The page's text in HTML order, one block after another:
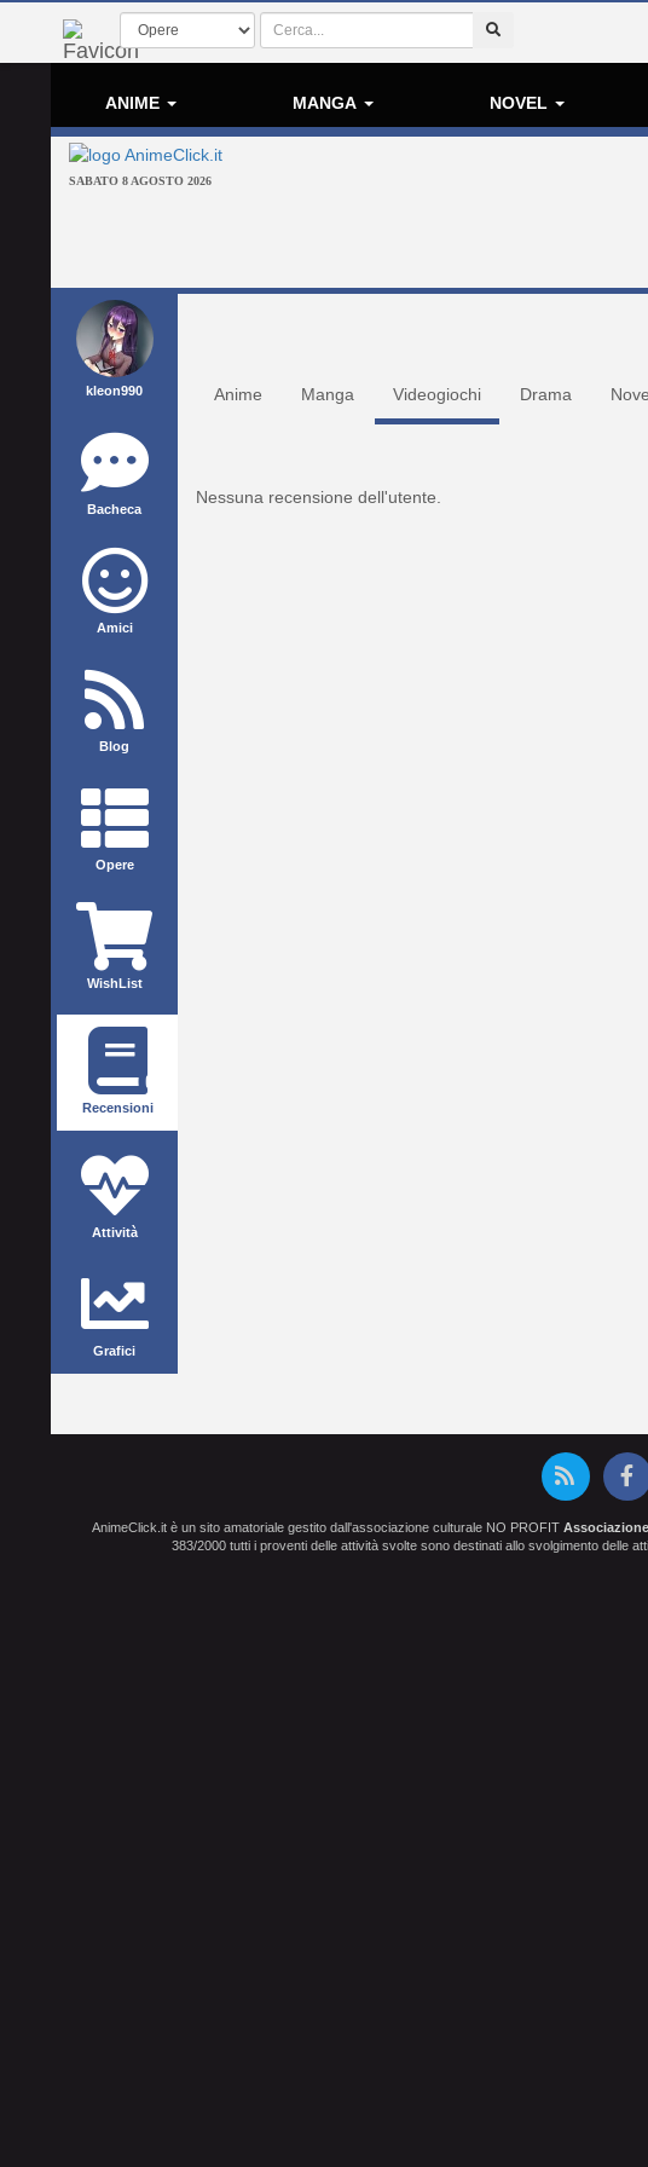
ANIME MANGA NOVEL
SABATO 8 AGOSTO 2026
kleon990
Bacheca
Amici
Blog
Opere
WishList
Recensioni
Attività
Grafici
Anime Manga Videogiochi Drama
Nessuna recensione dell'utente.
AnimeClick.it è un sito amatoriale gestito dall'associazione culturale NO PROFIT
383/2000 tutti i proventi delle attività svolte sono destinati allo svolgimento delle